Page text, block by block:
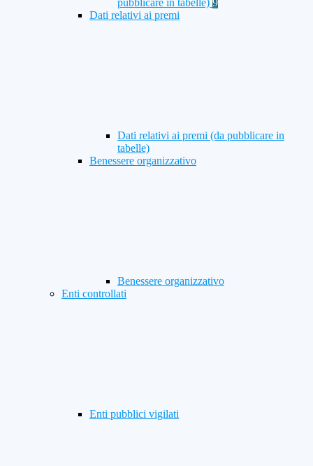
pubblicare in tabelle) 9
Dati relativi ai premi
Dati relativi ai premi (da pubblicare in
tabelle)
Benessere organizzativo
Benessere organizzativo
Enti controllati
Enti pubblici vigilati